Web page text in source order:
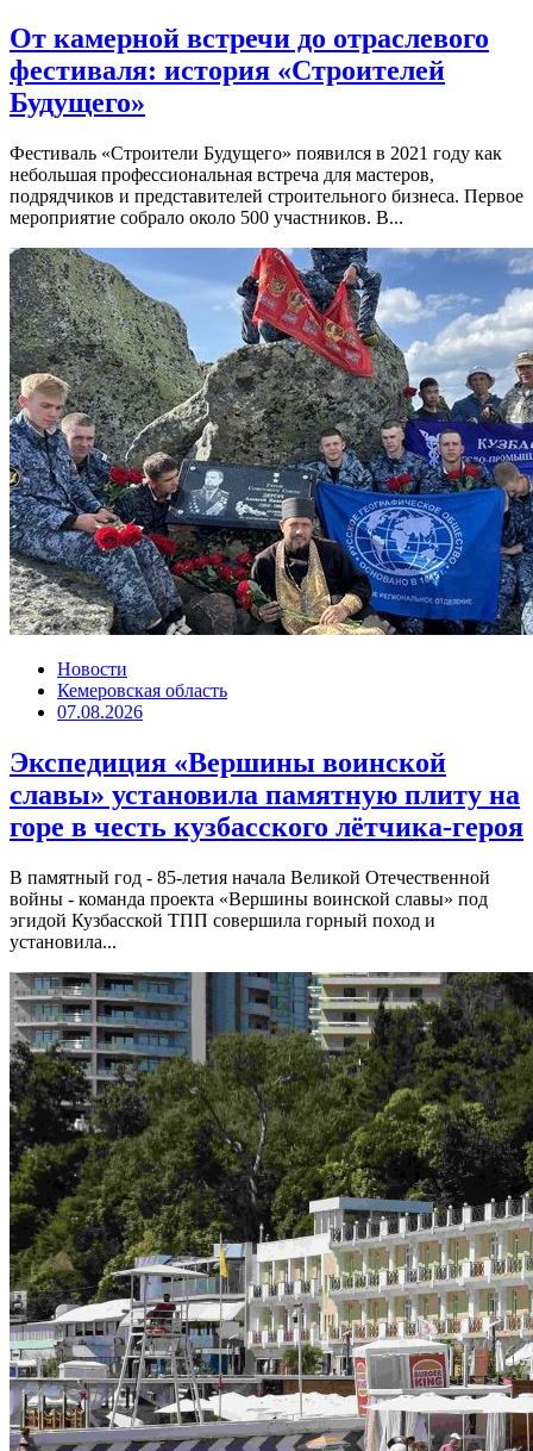
От камерной встречи до отраслевого
фестиваля: история «Строителей
Будущего»
Фестиваль «Строители Будущего» появился в 2021 году как
небольшая профессиональная встреча для мастеров,
подрядчиков и представителей строительного бизнеса. Первое
мероприятие собрало около 500 участников. В...
Новости
Кемеровская область
07.08.2026
Экспедиция «Вершины воинской
славы» установила памятную плиту на
горе в честь кузбасского лётчика-героя
В памятный год - 85-летия начала Великой Отечественной
войны - команда проекта «Вершины воинской славы» под
эгидой Кузбасской ТПП совершила горный поход и
установила...